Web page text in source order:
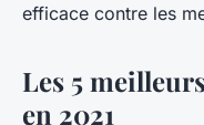
efficace contre les
Les 5
en 2021